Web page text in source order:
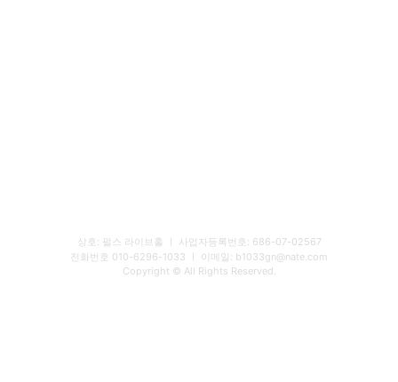
상호: 펄스 라이브홀 ㅣ 사업자등록번호: 686-07-02567
전화번호 010-6296-1033 ㅣ 이메일: b1033gn@nate.com
Copyright © All Rights Reserved.